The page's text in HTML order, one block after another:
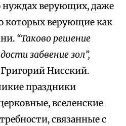
верующих, даже
которых верующие как
“Таково решение
забвение зол”,
Нисский.
праздники
вселенские
связанные с